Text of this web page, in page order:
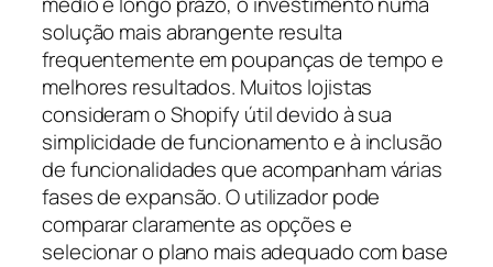
solução mais abrangente resulta
frequentemente em poupanças de tempo e
melhores resultados. Muitos lojistas
consideram o Shopify útil devido à sua
simplicidade de funcionamento e à inclusão
de funcionalidades que acompanham várias
fases de expansão. O utilizador pode
comparar claramente as opções e
selecionar o plano mais adequado com base